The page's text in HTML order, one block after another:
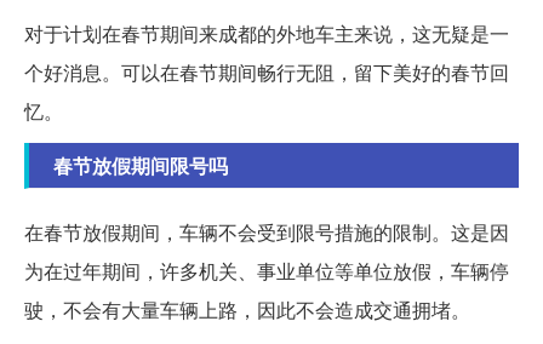
对于计划在春节期间来成都的外地车主来说，这无疑是一
个好消息。可以在春节期间畅行无阻，留下美好的春节回
忆。
春节放假期间限号吗
在春节放假期间，车辆不会受到限号措施的限制。这是因
为在过年期间，许多机关、事业单位等单位放假，车辆停
驶，不会有大量车辆上路，因此不会造成交通拥堵。